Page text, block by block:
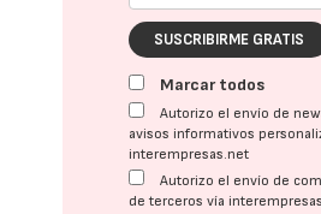
SUSCRIBIRME GRATIS
Marcar todos
Autorizo el envío de
avisos informativos
interempresas.net
Autorizo el envío de
de terceros vía